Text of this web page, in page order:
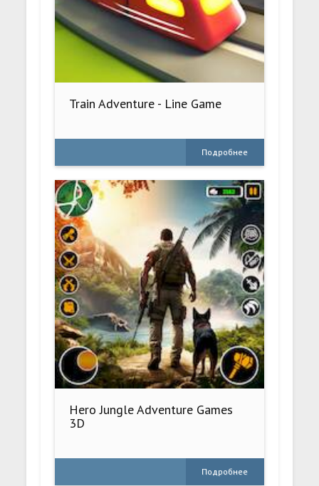
Train Adventure - Line Game
Подробнее
Hero Jungle Adventure Games
3D
Подробнее